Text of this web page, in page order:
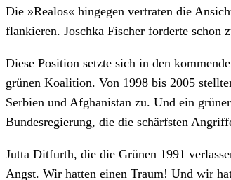
Die »Realos« hingegen vertraten die
flankieren. Joschka Fischer forderte schon
Diese Position setzte sich in den
grünen Koalition. Von 1998 bis 2005
Serbien und Afghanistan zu. Und ein
Bundesregierung, die die schärfsten
Jutta Ditfurth, die die Grünen 1991
Angst. Wir hatten einen Traum! Und wir